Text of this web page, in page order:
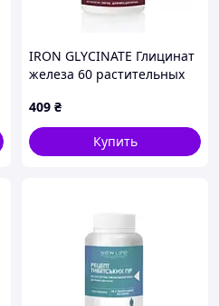
IRON GLYCINATE Глицинат
железа 60 растительных
409 ₴
Купить